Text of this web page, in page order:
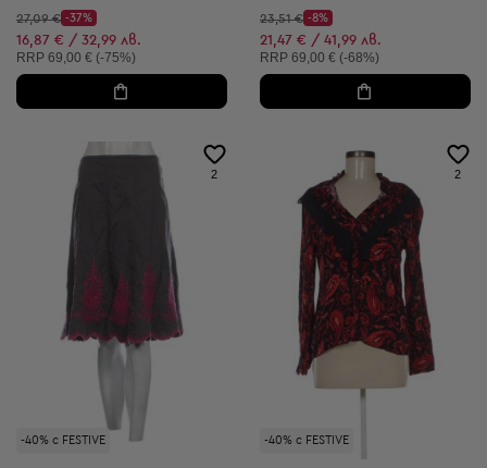
Начална цена:
27,09 €
Discount Price:
-37%
Намалена цена:
16,87 € / 32,99 лв.
Препоръчителна цена:
RRP 69,00 € (-75%)
Начална цена:
23,51 €
Discount Price:
-8%
Намалена цена:
21,47 € / 41,99 лв.
Препоръчителна цена:
RRP 69,00 € (-68%)
-40% с FESTIVE
2
-40% с FESTIVE
2